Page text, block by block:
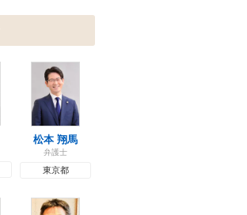
松本 翔馬
弁護士
東京都